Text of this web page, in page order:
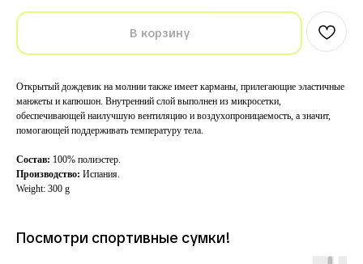
В корзину
Открытый дождевик на молнии также имеет карманы, прилегающие эластичные
манжеты и капюшон. Внутренний слой выполнен из микросетки,
обеспечивающей наилучшую вентиляцию и воздухопроницаемость, а значит,
помогающей поддерживать температуру тела.
Состав: 100% полиэстер.
Производство: Испания.
Weight: 300 g
Посмотри спортивные сумки!